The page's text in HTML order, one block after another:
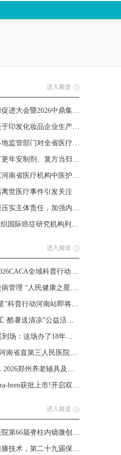
进入频道
中鼎集团战略发展大会在河南郑州召开
业生产质量管理体系提升三年行动计划
器械产品进行监督抽检，5批次不符合标准
复方当归注射剂药品说明书的公告
构中医护理门诊规范化建设指引》
世医疗事件引发关注
，加强内部专业化管理和全流程优化
研究机构列入1类致癌物清单
进入频道
站暨《逢生：直面癌症》公益观影活动顺利启幕
健康之星”科普行动走进河南信阳
普行动河南站即将启动
举行——5万斤爱心西瓜致敬城市守护者与建设者
18年的公益活动，关注度再创新高
哈密市第二人民医院举行名医工作室签约仪式
会9月亮相郑州 打造中部医养康养一体化商贸对接平台
治疗新时代，重塑肿瘤治疗格局，中国患者抢先获益!
进入频道
创沙龙暨冰鲜实体操作技术研讨班成功召开
二十九届保膝学习班成功举办